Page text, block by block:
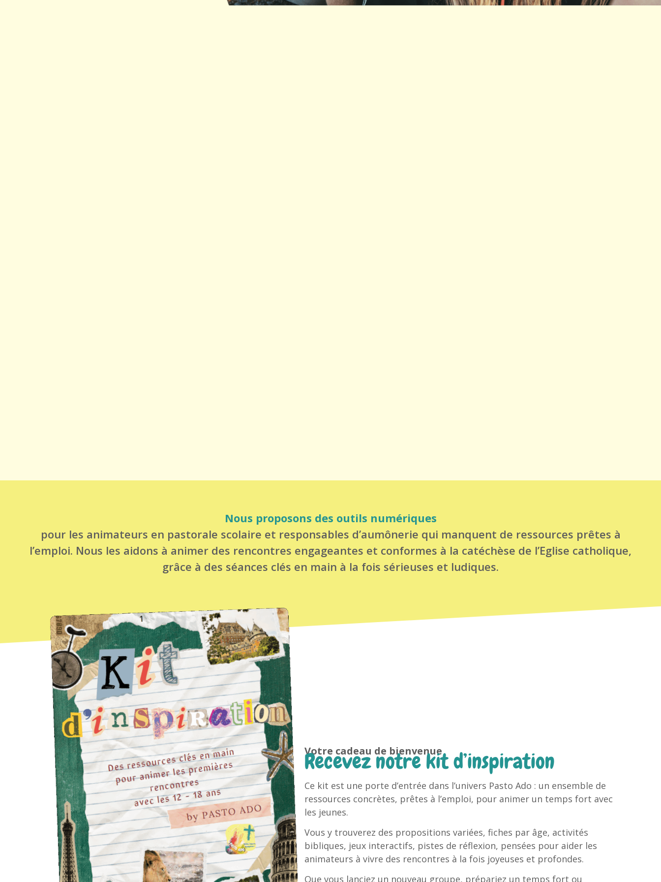
Nous proposons des outils numériques
pour les animateurs en pastorale scolaire et responsables d’aumônerie qui manquent de ressources prêtes à
l’emploi. Nous les aidons à animer des rencontres engageantes et conformes à la catéchèse de l’Eglise catholique,
grâce à des séances clés en main à la fois sérieuses et ludiques.
Votre cadeau de bienvenue
Recevez notre kit d’inspiration
Ce kit est une porte d’entrée dans l’univers Pasto Ado : un ensemble de
ressources concrètes, prêtes à l’emploi, pour animer un temps fort avec
les jeunes.
Vous y trouverez des propositions variées, fiches par âge, activités
bibliques, jeux interactifs, pistes de réflexion, pensées pour aider les
animateurs à vivre des rencontres à la fois joyeuses et profondes.
Que vous lanciez un nouveau groupe, prépariez un temps fort ou